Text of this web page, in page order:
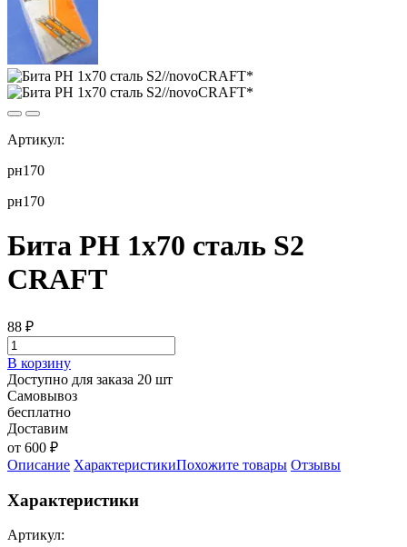
Артикул:
рн170
рн170
Бита PH 1х70 сталь S2
CRAFT
88 ₽
В корзину
Доступно для заказа 20 шт
Самовывоз
бесплатно
Доставим
от 600 ₽
Описание ХарактеристикиПохожите товары Отзывы
Характеристики
Артикул: